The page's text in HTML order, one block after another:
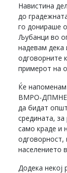
Навистина
до
го донираше
Љубанци во
надевам
одговорните
примерот на
Ќе
ВМРО-ДПМНЕ
да бидат
средината,
само краде и
одговорност,
населението
Додека некој